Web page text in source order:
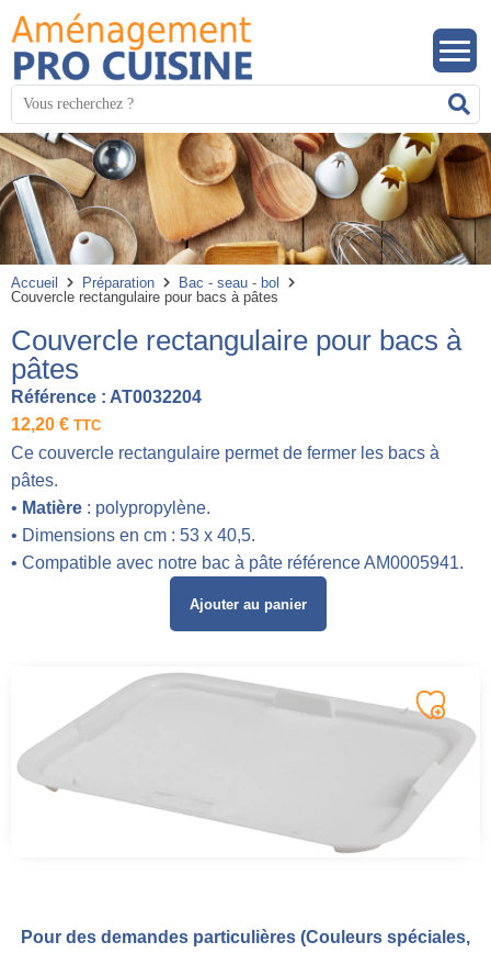
Mots
clés
:
Accueil Préparation
Bac - seau - bol
Couvercle rectangulaire pour bacs à pâtes
Couvercle rectangulaire pour bacs à
pâtes
Référence : AT0032204
12,20 € TTC
Ce couvercle rectangulaire permet de fermer les bacs à
pâtes.
• Matière : polypropylène.
• Dimensions en cm : 53 x 40,5.
• Compatible avec notre bac à pâte référence AM0005941.
Ajouter au panier
Pour des demandes particulières (Couleurs spéciales,
Panneau de gestion des cookies